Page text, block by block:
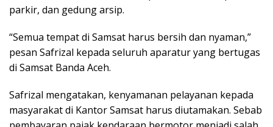
parkir, dan gedung arsip.
“Semua tempat di Samsat harus bersih dan nyaman,”
pesan Safrizal kepada seluruh aparatur yang bertugas
di Samsat Banda Aceh.
Safrizal mengatakan, kenyamanan pelayanan kepada
masyarakat di Kantor Samsat harus diutamakan. Sebab